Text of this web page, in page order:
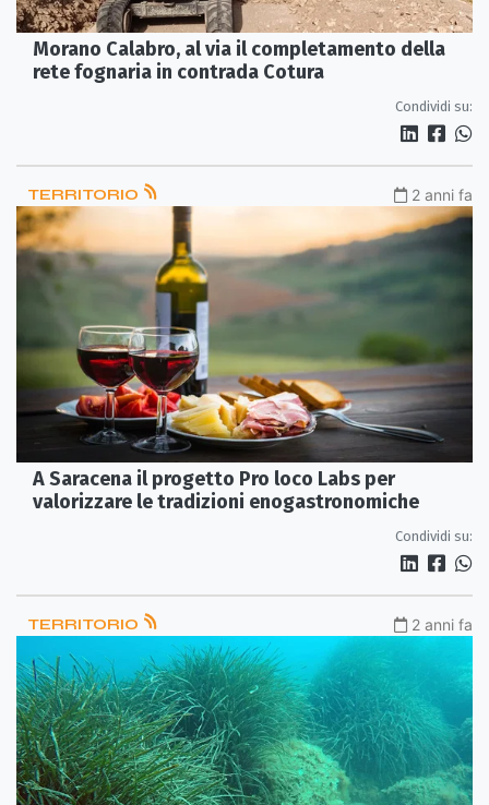
Morano Calabro, al via il completamento della
rete fognaria in contrada Cotura
Condividi su:
TERRITORIO 2 anni fa
A Saracena il progetto Pro loco Labs per
valorizzare le tradizioni enogastronomiche
Condividi su:
TERRITORIO 2 anni fa